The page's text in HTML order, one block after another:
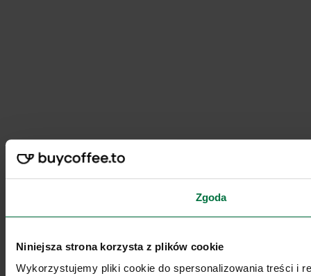
Zgoda
Niniejsza strona korzysta z plików cookie
Wykorzystujemy pliki cookie do spersonalizowania treści i